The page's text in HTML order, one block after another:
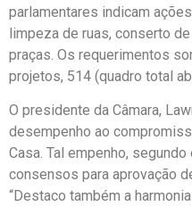
parlamentares indicam
limpeza de ruas, conserto
praças. Os requerimentos
projetos, 514 (quadro total
O presidente da Câmara,
desempenho ao
Casa. Tal empenho,
consensos para aprovação
“Destaco também a